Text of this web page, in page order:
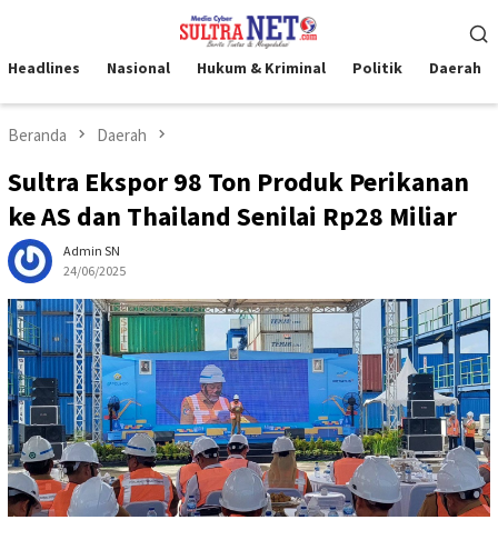
kontenMobile
Headlines Nasional Hukum & Kriminal Politik Daerah
Beranda Daerah
Sultra Ekspor 98 Ton Produk Perikanan
ke AS dan Thailand Senilai Rp28 Miliar
Admin SN
24/06/2025